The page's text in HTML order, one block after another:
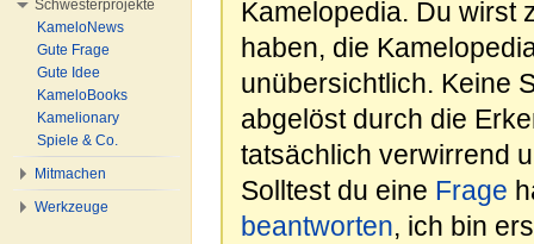
Kamelopedia. Du wirst
haben, die
unübersichtlich. Keine
abgelöst durch die
tatsächlich verwirrend
Solltest du eine Frage
beantworten, ich bin
Schwesterprojekte
KameloNews
Gute Frage
Gute Idee
KameloBooks
Kamelionary
Spiele & Co.
Mitmachen
Werkzeuge